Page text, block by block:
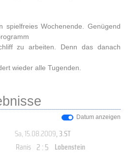
Wochenende. Genügend
zu arbeiten. Denn das danach
wieder alle Tugenden.
Datum anzeigen
Sa, 15.08.2009, 3.ST
Ranis 2 : 5 Lobenstein